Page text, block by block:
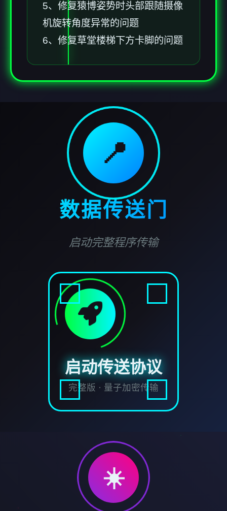
5、修复猿博姿势时头部跟随摄像
机旋转角度异常的问题
6、修复草堂楼梯下方卡脚的问题
📍
数据传送门
启动完整程序传输
启动传送协议
完整版 · 量子加密传输
☀️